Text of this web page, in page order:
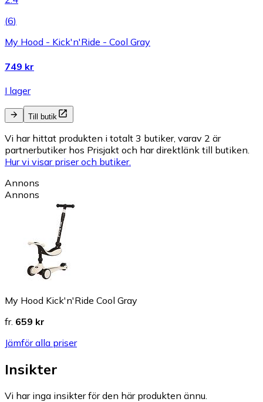
(6)
My Hood - Kick'n'Ride - Cool Gray
749 kr
I lager
Till butik
Vi har hittat produkten i totalt 3 butiker, varav 2 är
partnerbutiker hos Prisjakt och har direktlänk till butiken.
Hur vi visar priser och butiker.
Annons
Annons
My Hood Kick'n'Ride Cool Gray
fr. 659 kr
Jämför alla priser
Insikter
Vi har inga insikter för den här produkten ännu.